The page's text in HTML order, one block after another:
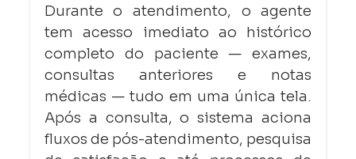
Durante o atendimento, o agente
tem acesso imediato ao histórico
completo do paciente — exames,
consultas anteriores e notas
médicas — tudo em uma única tela.
Após a consulta, o sistema aciona
fluxos de pós-atendimento, pesquisa